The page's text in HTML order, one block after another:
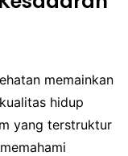
memainkan
hidup
yang terstruktur